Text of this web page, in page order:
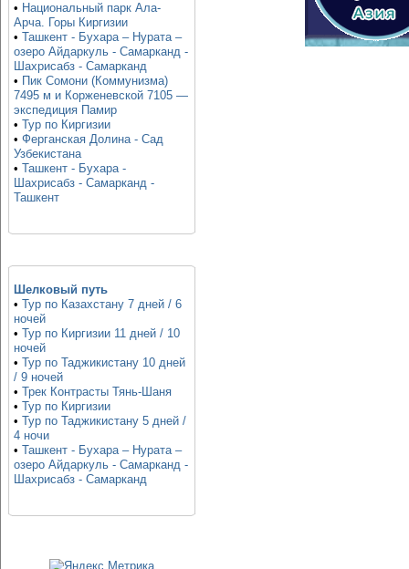
• Национальный парк Ала-
Арча. Горы Киргизии
• Ташкент - Бухара – Нурата –
озеро Айдаркуль - Самарканд -
Шахрисабз - Самарканд
• Пик Сомони (Коммунизма)
7495 м и Корженевской 7105 —
экспедиция Памир
• Тур по Киргизии
• Ферганская Долина - Сад
Узбекистана
• Ташкент - Бухара -
Шахрисабз - Самарканд -
Ташкент
Шелковый путь
• Тур по Казахстану 7 дней / 6
ночей
• Тур по Киргизии 11 дней / 10
ночей
• Тур по Таджикистану 10 дней
/ 9 ночей
• Трек Контрасты Тянь-Шаня
• Тур по Киргизии
• Тур по Таджикистану 5 дней /
4 ночи
• Ташкент - Бухара – Нурата –
озеро Айдаркуль - Самарканд -
Шахрисабз - Самарканд